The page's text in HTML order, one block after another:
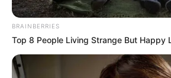
Permanente
8° – Mini-Velas
7° – Kit para Unhas
6° – Taça de Guloseimas
5° – Kit Sabonetes Artesanais e
BRAINBERRIES
Top 8 People Living Strange But Happy